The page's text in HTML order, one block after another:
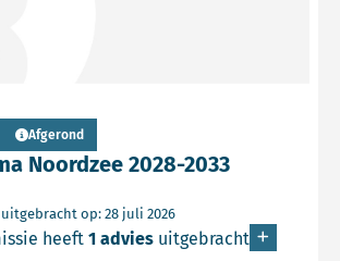
Noordzee 2028-2033
Afgerond
op: 28 juli 2026
heeft 1 adviesuitgebracht